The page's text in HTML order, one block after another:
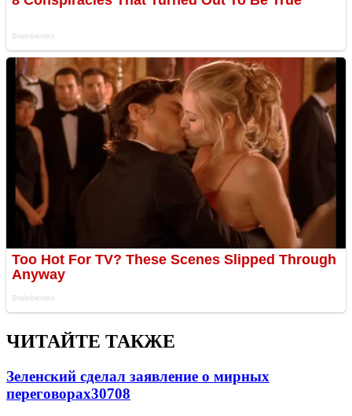
ЧИТАЙТЕ ТАКЖЕ
Зеленский сделал заявление о мирных
переговорах30708